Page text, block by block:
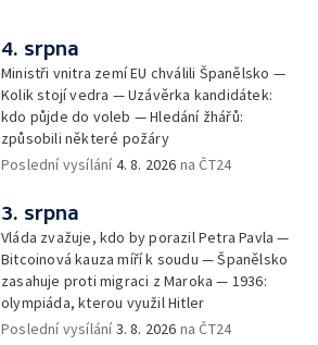
4. srpna
Ministři vnitra zemí EU chválili Španělsko —
Kolik stojí vedra — Uzávěrka kandidátek:
kdo půjde do voleb — Hledání žhářů:
způsobili některé požáry
Poslední vysílání4. 8. 2026 na ČT24
3. srpna
Vláda zvažuje, kdo by porazil Petra Pavla —
Bitcoinová kauza míří k soudu — Španělsko
zasahuje proti migraci z Maroka — 1936:
olympiáda, kterou využil Hitler
Poslední vysílání3. 8. 2026 na ČT24